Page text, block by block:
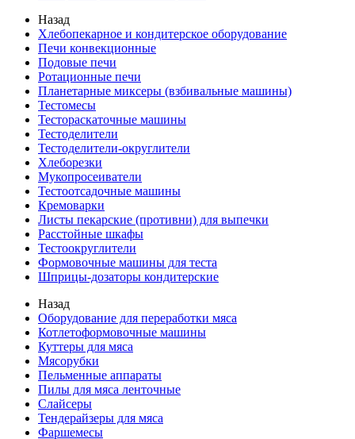
Назад
Хлебопекарное и кондитерское оборудование
Печи конвекционные
Подовые печи
Ротационные печи
Планетарные миксеры (взбивальные машины)
Тестомесы
Тестораскаточные машины
Тестоделители
Тестоделители-округлители
Хлеборезки
Мукопросеиватели
Тестоотсадочные машины
Кремоварки
Листы пекарские (противни) для выпечки
Расстойные шкафы
Тестоокруглители
Формовочные машины для теста
Шприцы-дозаторы кондитерские
Назад
Оборудование для переработки мяса
Котлетоформовочные машины
Куттеры для мяса
Мясорубки
Пельменные аппараты
Пилы для мяса ленточные
Слайсеры
Тендерайзеры для мяса
Фаршемесы